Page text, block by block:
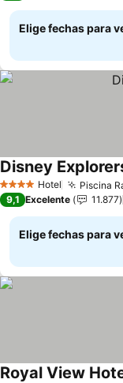
Elige fechas para
4 EstrellasHotel Piscina
Disney
9,1 Excelente 11.877
Elige fechas para
Royal View